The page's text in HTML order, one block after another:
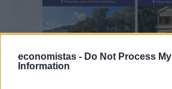
economistas - Do Not Process
Information
ΥΠΟΔΟΜΕΣ & ΚΑΤΑΣΚΕΥΕΣ